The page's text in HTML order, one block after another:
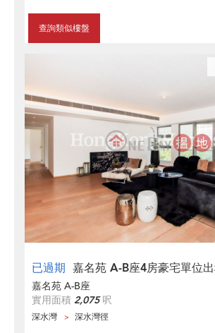
查詢類似樓盤
已過期 嘉名苑 A-B座4房豪宅單位
嘉名苑 A-B座
實用面積 2,075呎
深水灣 深水灣徑